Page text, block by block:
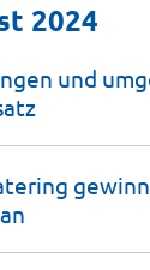
2024
und
an